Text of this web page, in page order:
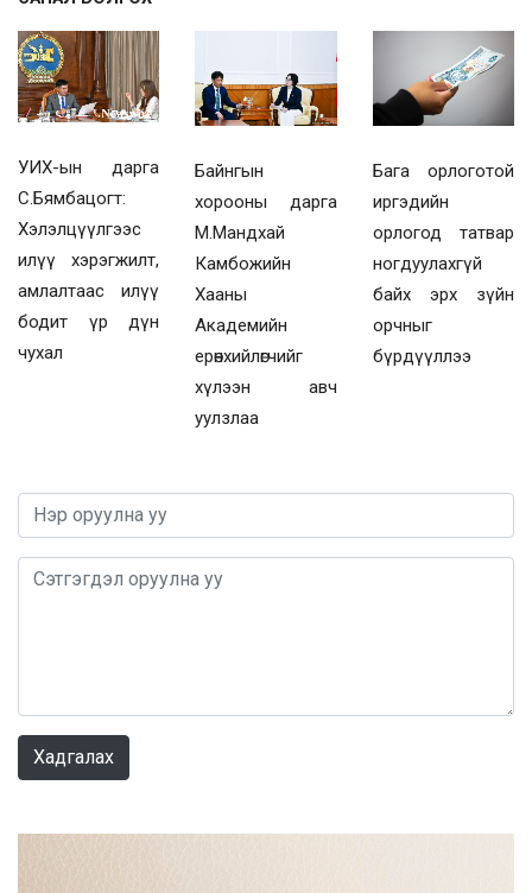
УИХ-ын дарга
С.Бямбацогт:
Хэлэлцүүлгээс
илүү хэрэгжилт,
амлалтаас илүү
бодит үр дүн
чухал
Байнгын
хорооны дарга
М.Мандхай
Камбожийн
Хааны
Академийн
ерөнхийлөгчийг
хүлээн авч
уулзлаа
Бага орлоготой
иргэдийн
орлогод татвар
ногдуулахгүй
байх эрх зүйн
орчныг
бүрдүүллээ
Хадгалах